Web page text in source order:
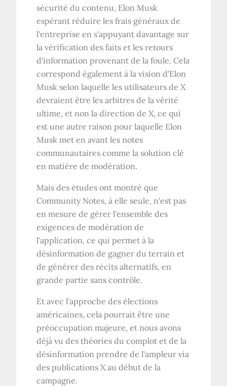
sécurité du contenu, Elon Musk
espérant réduire les frais généraux de
l'entreprise en s'appuyant davantage sur
la vérification des faits et les retours
d'information provenant de la foule. Cela
correspond également à la vision d'Elon
Musk selon laquelle les utilisateurs de X
devraient être les arbitres de la vérité
ultime, et non la direction de X, ce qui
est une autre raison pour laquelle Elon
Musk met en avant les notes
communautaires comme la solution clé
en matière de modération.
Mais des études ont montré que
Community Notes, à elle seule, n'est pas
en mesure de gérer l'ensemble des
exigences de modération de
l'application, ce qui permet à la
désinformation de gagner du terrain et
de générer des récits alternatifs, en
grande partie sans contrôle.
Et avec l'approche des élections
américaines, cela pourrait être une
préoccupation majeure, et nous avons
déjà vu des théories du complot et de la
désinformation prendre de l'ampleur via
des publications X au début de la
campagne.